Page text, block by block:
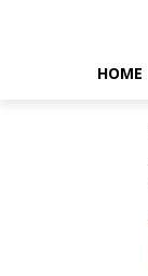
HOME